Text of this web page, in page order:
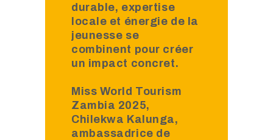
durable, expertise
locale et énergie de la
jeunesse se
combinent pour créer
un impact concret.
Miss World Tourism
Zambia 2025,
Chilekwa Kalunga,
ambassadrice de